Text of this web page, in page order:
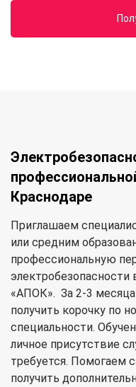
Краснодаре
Приглашаем
или средним
профессиональную
«АПОК». За 2-3
получить корочку по
специальности.
личное присутствие
требуется. Помогаем
получить